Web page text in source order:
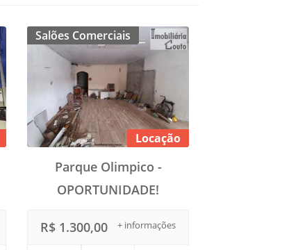
Salões Comerciais
Locação
Parque Olimpico -
OPORTUNIDADE!
+ informações
R$ 1.300,00